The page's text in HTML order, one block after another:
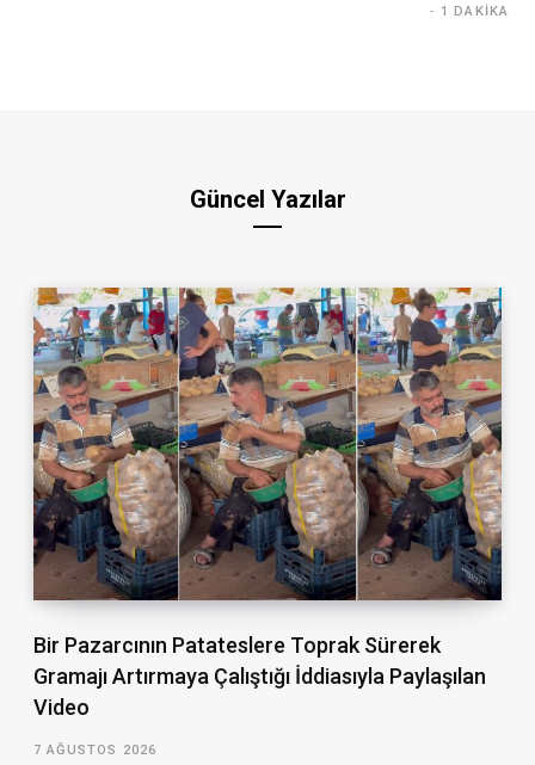
1 DAKIKA
Güncel Yazılar
Bir Pazarcının Patateslere Toprak Sürerek
Gramajı Artırmaya Çalıştığı İddiasıyla Paylaşılan
Video
7 AĞUSTOS 2026